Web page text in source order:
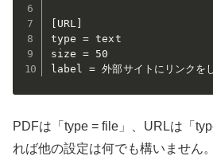
[URL]
type = text
size = 50
label = 外部サイトにリンクを
PDFは「type = file」、URLは「
れば他の設定は何でも構いません。